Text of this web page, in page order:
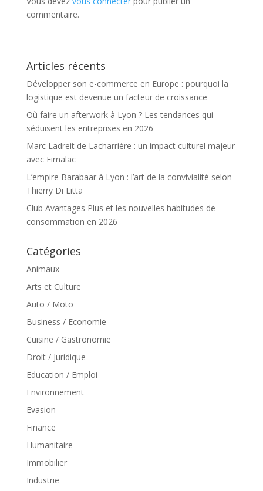
commentaire.
Articles récents
Développer son e-commerce en Europe : pourquoi la
logistique est devenue un facteur de croissance
Où faire un afterwork à Lyon ? Les tendances qui
séduisent les entreprises en 2026
Marc Ladreit de Lacharrière : un impact culturel majeur
avec Fimalac
L’empire Barabaar à Lyon : l’art de la convivialité selon
Thierry Di Litta
Club Avantages Plus et les nouvelles habitudes de
consommation en 2026
Catégories
Animaux
Arts et Culture
Auto / Moto
Business / Economie
Cuisine / Gastronomie
Droit / Juridique
Education / Emploi
Environnement
Evasion
Finance
Humanitaire
Immobilier
Industrie